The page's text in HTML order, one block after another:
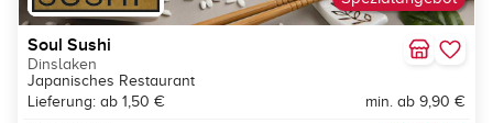
Soul Sushi
Dinslaken
Japanisches Restaurant
Lieferung: ab 1,50 €
min. ab 9,90 €